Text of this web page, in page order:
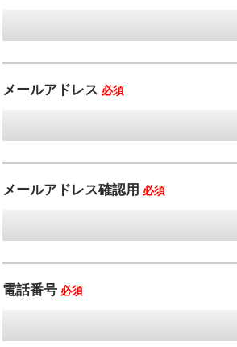
メールアドレス 必須
メールアドレス確認用 必須
電話番号 必須